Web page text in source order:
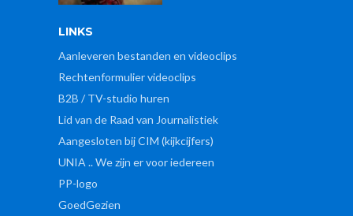
LINKS
Aanleveren bestanden en videoclips
Rechtenformulier videoclips
B2B / TV-studio huren
Lid van de Raad van Journalistiek
Aangesloten bij CIM (kijkcijfers)
UNIA .. We zijn er voor iedereen
PP-logo
GoedGezien